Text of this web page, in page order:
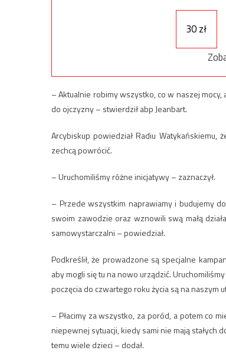
30 zł
– Aktualnie robimy wszystko, co w naszej
do ojczyzny – stwierdził abp Jeanbart.
Arcybiskup powiedział Radiu
zechcą powrócić.
– Uruchomiliśmy różne inicjatywy – zaznaczył.
– Przede wszystkim naprawiamy i budujemy
swoim zawodzie oraz wznowili swą małą
samowystarczalni – powiedział.
Podkreślił, że prowadzone są specjalne
aby mogli się tu na nowo urządzić.
poczęcia do czwartego roku życia są na naszym
– Płacimy za wszystko, za poród, a potem co
niepewnej sytuacji, kiedy sami nie mają stałych
temu wiele dzieci – dodał.